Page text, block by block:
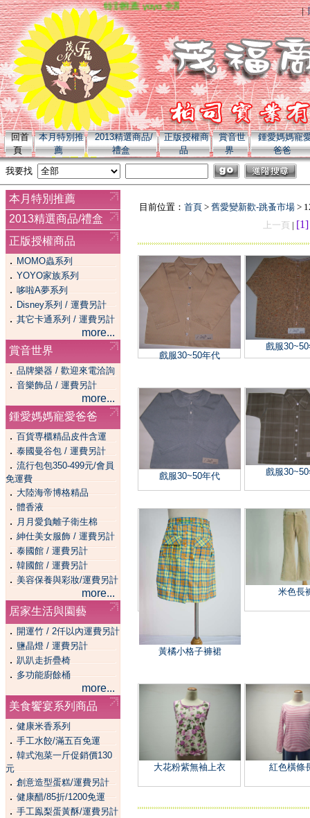
特別推薦 yoyo 全系列商品 momo 全系列商品 |
回首
頁
本月特別推
薦
2013精選商品/
禮盒
正版授權商
品
賞音世
界
鍾愛媽媽寵
爸爸
我要找
本月特別推薦
2013精選商品/禮盒
正版授權商品
． MOMO蟲系列
． YOYO家族系列
． 哆啦A夢系列
．Disney系列 / 運費另計
．其它卡通系列 / 運費另計
more...
賞音世界
． 品牌樂器 / 歡迎來電洽詢
． 音樂飾品 / 運費另計
more...
鍾愛媽媽寵愛爸爸
． 百貨専櫃精品皮件含運
． 泰國曼谷包 / 運費另計
． 流行包包350-499元/會員
免運費
．大陸海帝博格精品
．體香液
．月月愛負離子衛生棉
．紳仕美女服飾 / 運費另計
．泰國館 / 運費另計
． 韓國館 / 運費另計
． 美容保養與彩妝/運費另計
more...
居家生活與園藝
． 開運竹 / 2仟以內運費另計
． 鹽晶燈 / 運費另計
． 趴趴走折疊椅
．多功能廚餘桶
more...
美食饗宴系列商品
． 健康米香系列
． 手工水餃/滿五百免運
． 韓式泡菜一斤促銷價130
元
．創意造型蛋糕/運費另計
．健康醋/85折/1200免運
．手工鳯梨蛋黃酥/運費另計
目前位置： 首頁 > 舊愛變新歡-跳蚤市場 >
上一頁 |
戲服30~50年代
戲服
戲服30~50年代 戲服
黃橘小格子褲裙
米色長
大花粉紫無袖上衣 紅色橫條